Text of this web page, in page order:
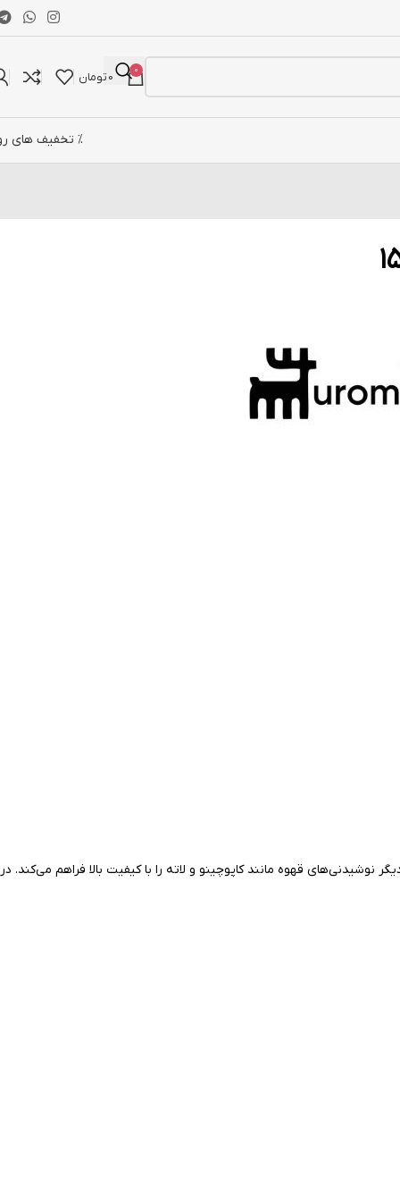
0
0تومان
% تخفیف های
است. این دستگاه با فشار ۱۵ بار و طراحی زیبا، امکان تهیه اسپرسو و دیگر نوشیدنی‌های قهوه مانند کاپوچینو و لاته را با کیفیت بالا فراهم می‌کند. در